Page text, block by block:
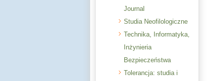
Journal
Studia Neofilologiczne
Technika, Informatyka,
Inżynieria
Bezpieczeństwa
Tolerancja: studia i